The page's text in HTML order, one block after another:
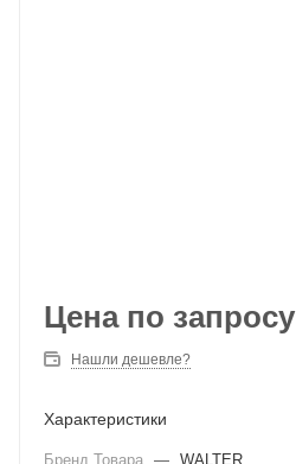
Цена по запросу
Нашли дешевле?
Характеристики
Бренд Товара — WALTER